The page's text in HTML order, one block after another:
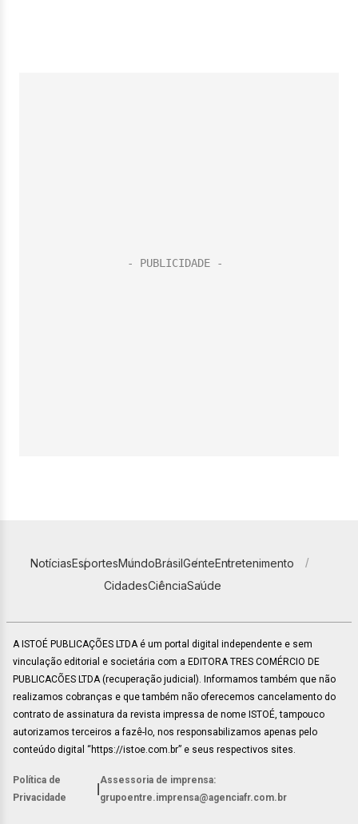
NotíciasEsportesMundoBrasilGenteEntretenimento
CidadesCiênciaSaúde
A ISTOÉ PUBLICAÇÕES LTDA é um portal digital independente e sem
vinculação editorial e societária com a EDITORA TRES COMÉRCIO DE
PUBLICACÕES LTDA (recuperação judicial). Informamos também que não
realizamos cobranças e que também não oferecemos cancelamento do
contrato de assinatura da revista impressa de nome ISTOÉ, tampouco
autorizamos terceiros a fazê-lo, nos responsabilizamos apenas pelo
conteúdo digital “https://istoe.com.br” e seus respectivos sites.
Política de
Privacidade
Assessoria de imprensa:
grupoentre.imprensa@agenciafr.com.br